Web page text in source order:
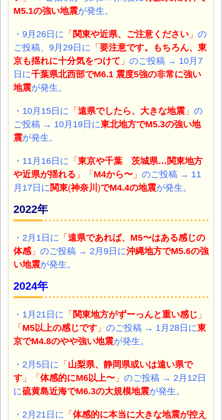
M5.1の強い地震が発生。
・9月26日 に 「 関東や近県、ご注意ください 」 の
ご投稿、9月29日に 「 要注意です。もちろん、東
京も揺れに十分気をつけて 」 のご投稿 → 10月7
日に千葉県北西部でM6.1 震度5強の非常に強い
地震が発生。
・10月15日 に 「 遠県でしたら、大きな地震 」 の
ご投稿 → 10月19日に東北地方でM5.3の強い地
震が発生。
・11月16日 に 「 東京や千葉 茨城県…関東地方
や近県が揺れる 」「 M4から〜 」 のご投稿 → 11
月17日に 関東(神奈川 )でM4.4の地震が発生。
2022年
・2月1日 に 「 遠県であれば、M5〜はある感じの
体感 」 のご投稿 → 2月9日に沖縄地方でM5.6の強
い地震が発生。
2024年
・1月21日 に 「 関東地方がずーっんと重い感じ 」
「 M5以上の感じです 」 のご投稿 → 1月28日に東
京でM4.8のやや強い地震が発生。
・2月5日に 「 山梨県、静岡県或いは遠い県で
す 」「 体感的にM6以上〜 」 のご投稿 → 2月12日
に硫黄島近海でM6.3の大規模地震が発生。
・2月21日に 「 体感的に本当に大きな地震が控え